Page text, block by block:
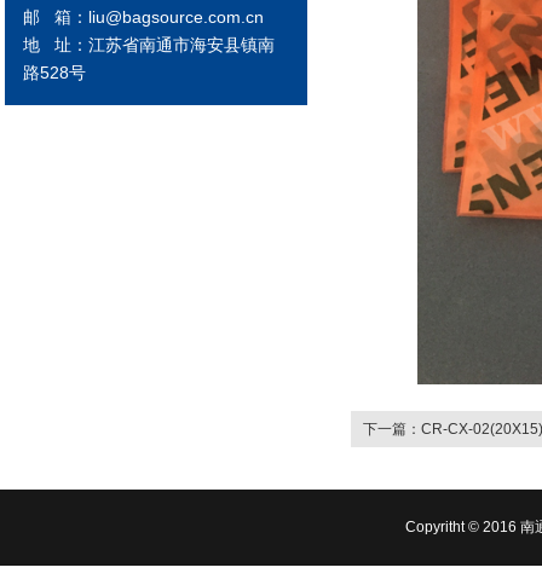
邮 箱：liu@bagsource.com.cn
地 址：江苏省南通市海安县镇南
路528号
下一篇：CR-CX-02(20X15)
Copyritht © 2016 南